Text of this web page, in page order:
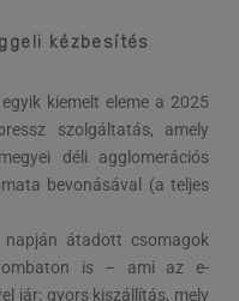
kézbesítés
kiemelt eleme a 2025
szolgáltatás, amely
déli agglomerációs
bevonásával (a teljes
átadott csomagok
is – ami az e-
jár: gyors kiszállítás, mely